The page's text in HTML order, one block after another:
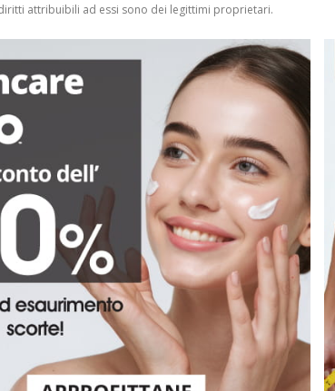
attribuibili ad essi sono dei legittimi proprietari.